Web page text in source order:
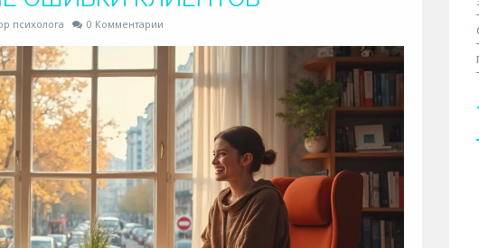
психолога 0 Комментарии